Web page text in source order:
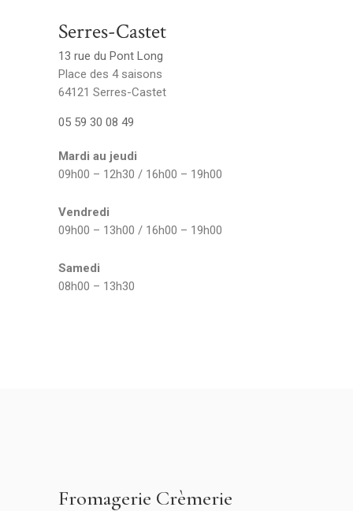
Serres-Castet
13 rue du Pont Long
Place des 4 saisons
64121 Serres-Castet
05 59 30 08 49
Mardi au jeudi
09h00 – 12h30 / 16h00 – 19h00
Vendredi
09h00 – 13h00 / 16h00 – 19h00
Samedi
08h00 – 13h30
Fromagerie Crèmerie